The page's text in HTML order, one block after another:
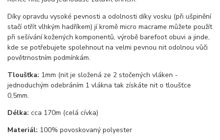
Díky opravdu vysoké pevnosti a odolnosti díky vosku (při ušpinění
stačí otřít vlhkým hadříkem) jí kromě micro macrame můžete použít
při sešívání kožených komponentů, výrobě barefoot obuvi a jinde,
kde se potřebujete spolehnout na velmi pevnou nit odolnou vůči
povětrnostním podmínkám.
Tloušťka: 1mm (nit je složená ze 2 stočených vláken -
jednoduchým odebráním 1 vlákna tak získáte nit o tloušťce
0,5mm.
Délka: cca 170m (celá cívka)
Materiál: 100% povoskovaný polyester